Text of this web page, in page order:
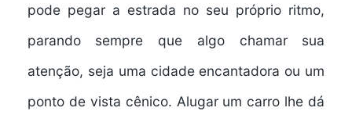
pode pegar a estrada no seu próprio ritmo,
parando sempre que algo chamar sua
atenção, seja uma cidade encantadora ou um
ponto de vista cênico. Alugar um carro lhe dá